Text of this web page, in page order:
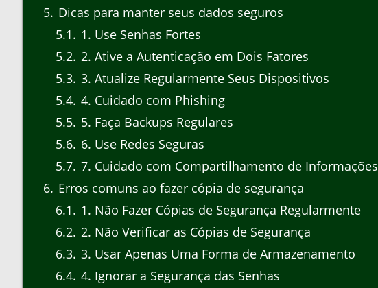
5 Dicas para manter seus dados seguros
5.1
1. Use Senhas Fortes
5.2 2. Ative a Autenticação em Dois Fatores
5.3 3. Atualize Regularmente Seus Dispositivos
5.4 4. Cuidado com Phishing
5.5 5. Faça Backups Regulares
5.6 6. Use Redes Seguras
5.7 7. Cuidado com Compartilhamento de Informações
6 Erros comuns ao fazer cópia de segurança
6.1
1. Não Fazer Cópias de Segurança Regularmente
6.2 2. Não Verificar as Cópias de Segurança
6.3 3. Usar Apenas Uma Forma de Armazenamento
6.4 4. Ignorar a Segurança das Senhas